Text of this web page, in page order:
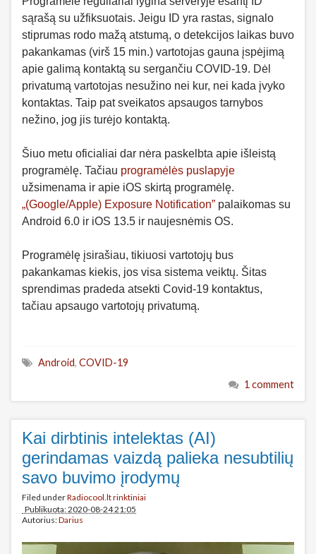
sąrašą su užfiksuotais. Jeigu ID yra rastas, signalo
stiprumas rodo mažą atstumą, o detekcijos laikas buvo
pakankamas (virš 15 min.) vartotojas gauna įspėjimą
apie galimą kontaktą su sergančiu COVID-19. Dėl
privatumą vartotojas nesužino nei kur, nei kada įvyko
kontaktas. Taip pat sveikatos apsaugos tarnybos
nežino, jog jis turėjo kontaktą.
Šiuo metu oficialiai dar nėra paskelbta apie išleistą
programėlę. Tačiau programėlės puslapyje
užsimenama ir apie iOS skirtą programėlę.
„(Google/Apple) Exposure Notification” palaikomas su
Android 6.0 ir iOS 13.5 ir naujesnėmis OS.
Programėlę įsirašiau, tikiuosi vartotojų bus
pakankamas kiekis, jos visa sistema veiktų. Šitas
sprendimas pradeda atsekti Covid-19 kontaktus,
tačiau apsaugo vartotojų privatumą.
Android, COVID-19
1 comment
Kai dirbtinis intelektas (AI)
gerindamas vaizdą palieka nesubtilių
savo buvimo įrodymų
Filed underRadiocool.lt rinktiniai
Publikuota: 2020-08-24 21:05
Autorius:Darius